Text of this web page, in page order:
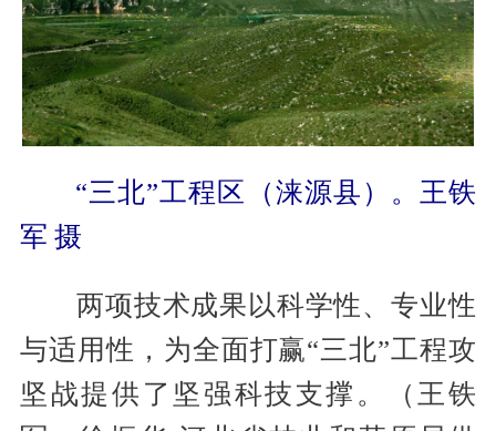
“三北”工程区（涞源县）。王铁
军 摄
两项技术成果以科学性、专业性
与适用性，为全面打赢“三北”工程攻
坚战提供了坚强科技支撑。（王铁